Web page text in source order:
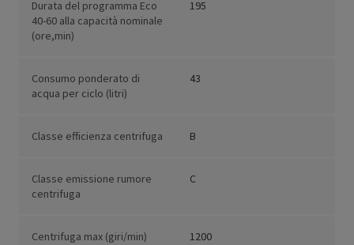
Durata del programma Eco
40-60 alla capacità nominale
(ore,min)
195
Consumo ponderato di
acqua per ciclo (litri)
43
Classe efficienza centrifuga B
Classe emissione rumore
centrifuga
C
Centrifuga max (giri/min) 1200